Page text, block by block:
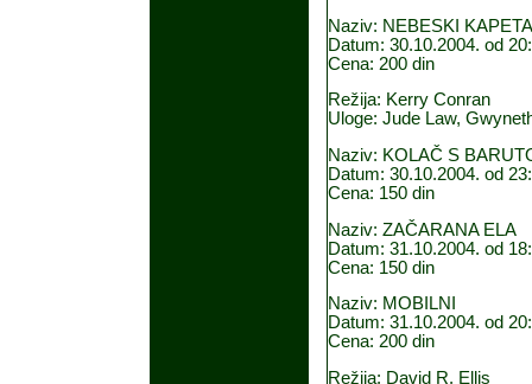
Naziv: NEBESKI
Datum: 30.10.2004. od
Cena: 200 din
Režija: Kerry Conran
Uloge: Jude Law,
Naziv: KOLAČ S
Datum: 30.10.2004. od
Cena: 150 din
Naziv: ZAČARANA ELA
Datum: 31.10.2004. od
Cena: 150 din
Naziv: MOBILNI
Datum: 31.10.2004. od
Cena: 200 din
Režija: David R. Ellis